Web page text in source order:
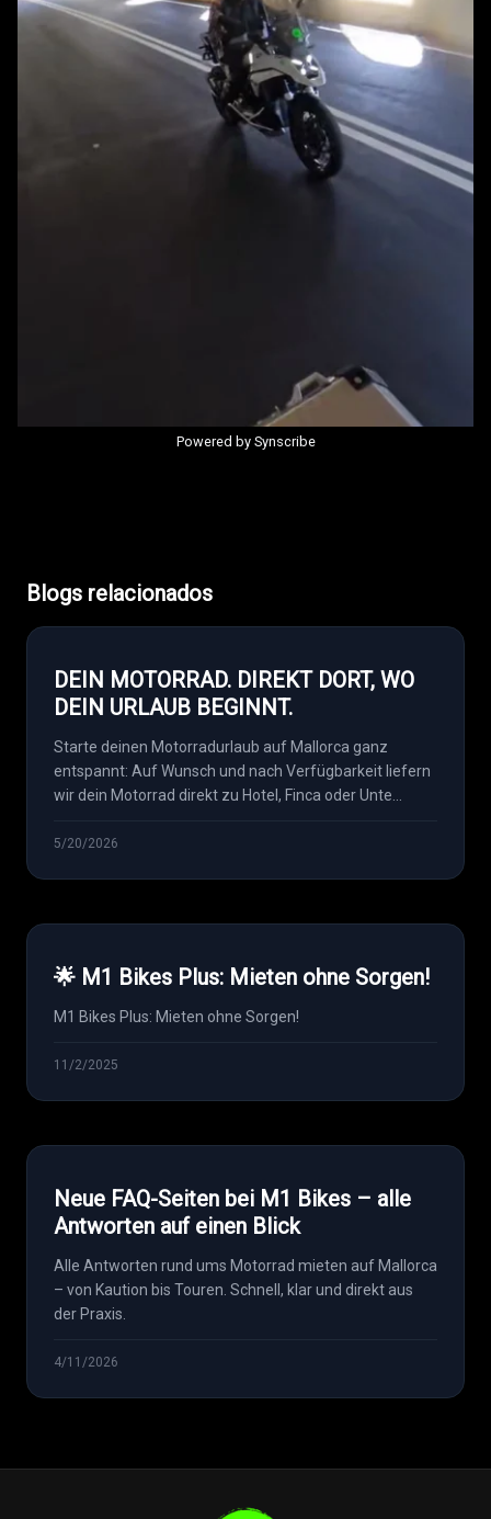
Powered by Synscribe
Blogs relacionados
DEIN MOTORRAD. DIREKT DORT, WO
DEIN URLAUB BEGINNT.
Starte deinen Motorradurlaub auf Mallorca ganz
entspannt: Auf Wunsch und nach Verfügbarkeit liefern
wir dein Motorrad direkt zu Hotel, Finca oder Unte...
5/20/2026
🌟 M1 Bikes Plus: Mieten ohne Sorgen!
M1 Bikes Plus: Mieten ohne Sorgen!
11/2/2025
Neue FAQ-Seiten bei M1 Bikes – alle
Antworten auf einen Blick
Alle Antworten rund ums Motorrad mieten auf Mallorca
– von Kaution bis Touren. Schnell, klar und direkt aus
der Praxis.
4/11/2026